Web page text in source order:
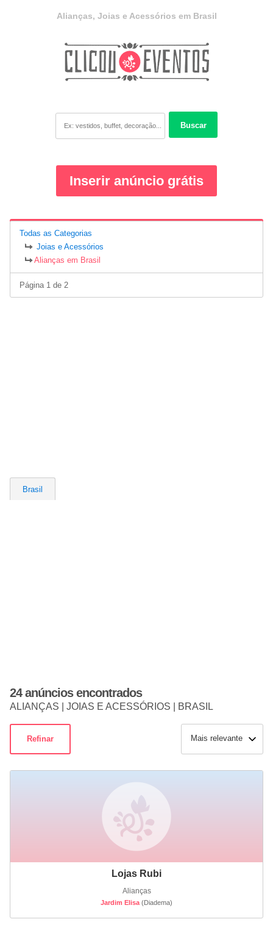
Alianças, Joias e Acessórios em Brasil
Buscar
Inserir anúncio grátis
Todas as Categorias
Joias e Acessórios
Alianças em Brasil
Página 1 de 2
Brasil
24 anúncios encontrados
ALIANÇAS | JOIAS E ACESSÓRIOS | BRASIL
Refinar Mais relevante
Lojas Rubi
Alianças
Jardim Elisa (Diadema)